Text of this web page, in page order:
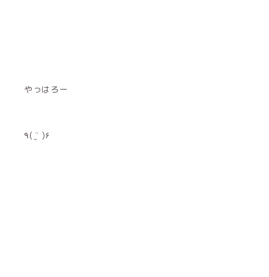
やっはろー
٩( ¨̮ )۶